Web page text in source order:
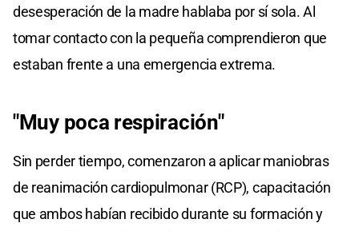
desesperación de la madre hablaba por sí sola. Al
tomar contacto con la pequeña comprendieron que
estaban frente a una emergencia extrema.
"Muy poca respiración"
Sin perder tiempo, comenzaron a aplicar maniobras
de reanimación cardiopulmonar (RCP), capacitación
que ambos habían recibido durante su formación y